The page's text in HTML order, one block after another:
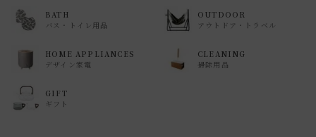
BATH
バス・トイレ用品
OUTDOOR
アウトドア・トラベル
HOME APPLIANCES
デザイン家電
CLEANING
掃除用品
GIFT
ギフト